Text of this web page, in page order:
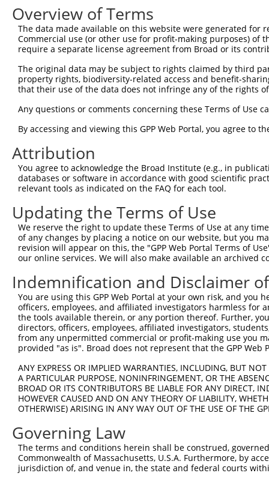
Overview of Terms
The data made available on this website were generated
Commercial use (or other use for profit-making purposes) of
require a separate license agreement from Broad or its
The original data may be subject to rights claimed by third
property rights, biodiversity-related access and benefit-
that their use of the data does not infringe any of the rights
Any questions or comments concerning these Terms of Use
By accessing and viewing this GPP Web Portal, you agree to
Attribution
You agree to acknowledge the Broad Institute (e.g., in
databases or software in accordance with good scientific
relevant tools as indicated on the FAQ for each tool.
Updating the Terms of Use
We reserve the right to update these Terms of Use at any
of any changes by placing a notice on our website, but you
revision will appear on this, the "GPP Web Portal Terms of
our online services. We will also make available an archived
Indemnification and Disclaimer
You are using this GPP Web Portal at your own risk, and
officers, employees, and affiliated investigators harmless for
the tools available therein, or any portion thereof. Further,
directors, officers, employees, affiliated investigators,
from any unpermitted commercial or profit-making use you
provided "as is". Broad does not represent that the GPP
ANY EXPRESS OR IMPLIED WARRANTIES, INCLUDING, BUT
A PARTICULAR PURPOSE, NONINFRINGEMENT, OR THE
BROAD OR ITS CONTRIBUTORS BE LIABLE FOR ANY DIRECT,
HOWEVER CAUSED AND ON ANY THEORY OF LIABILITY,
OTHERWISE) ARISING IN ANY WAY OUT OF THE USE OF THE
Governing Law
The terms and conditions herein shall be construed,
Commonwealth of Massachusetts, U.S.A. Furthermore, by
jurisdiction of, and venue in, the state and federal courts